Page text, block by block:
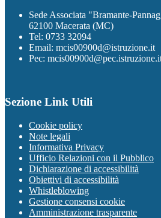
Sede Associata "Bramante-
62100 Macerata (MC)
Tel: 0733 32094
Email: mcis00900d@istruzione.it
Pec:
Sezione Link Utili
Cookie policy
Note legali
Informativa Privacy
Ufficio Relazioni con il Pubblico
Dichiarazione di accessibilità
Obiettivi di accessibilità
Whistleblowing
Gestione consensi cookie
Amministrazione trasparente